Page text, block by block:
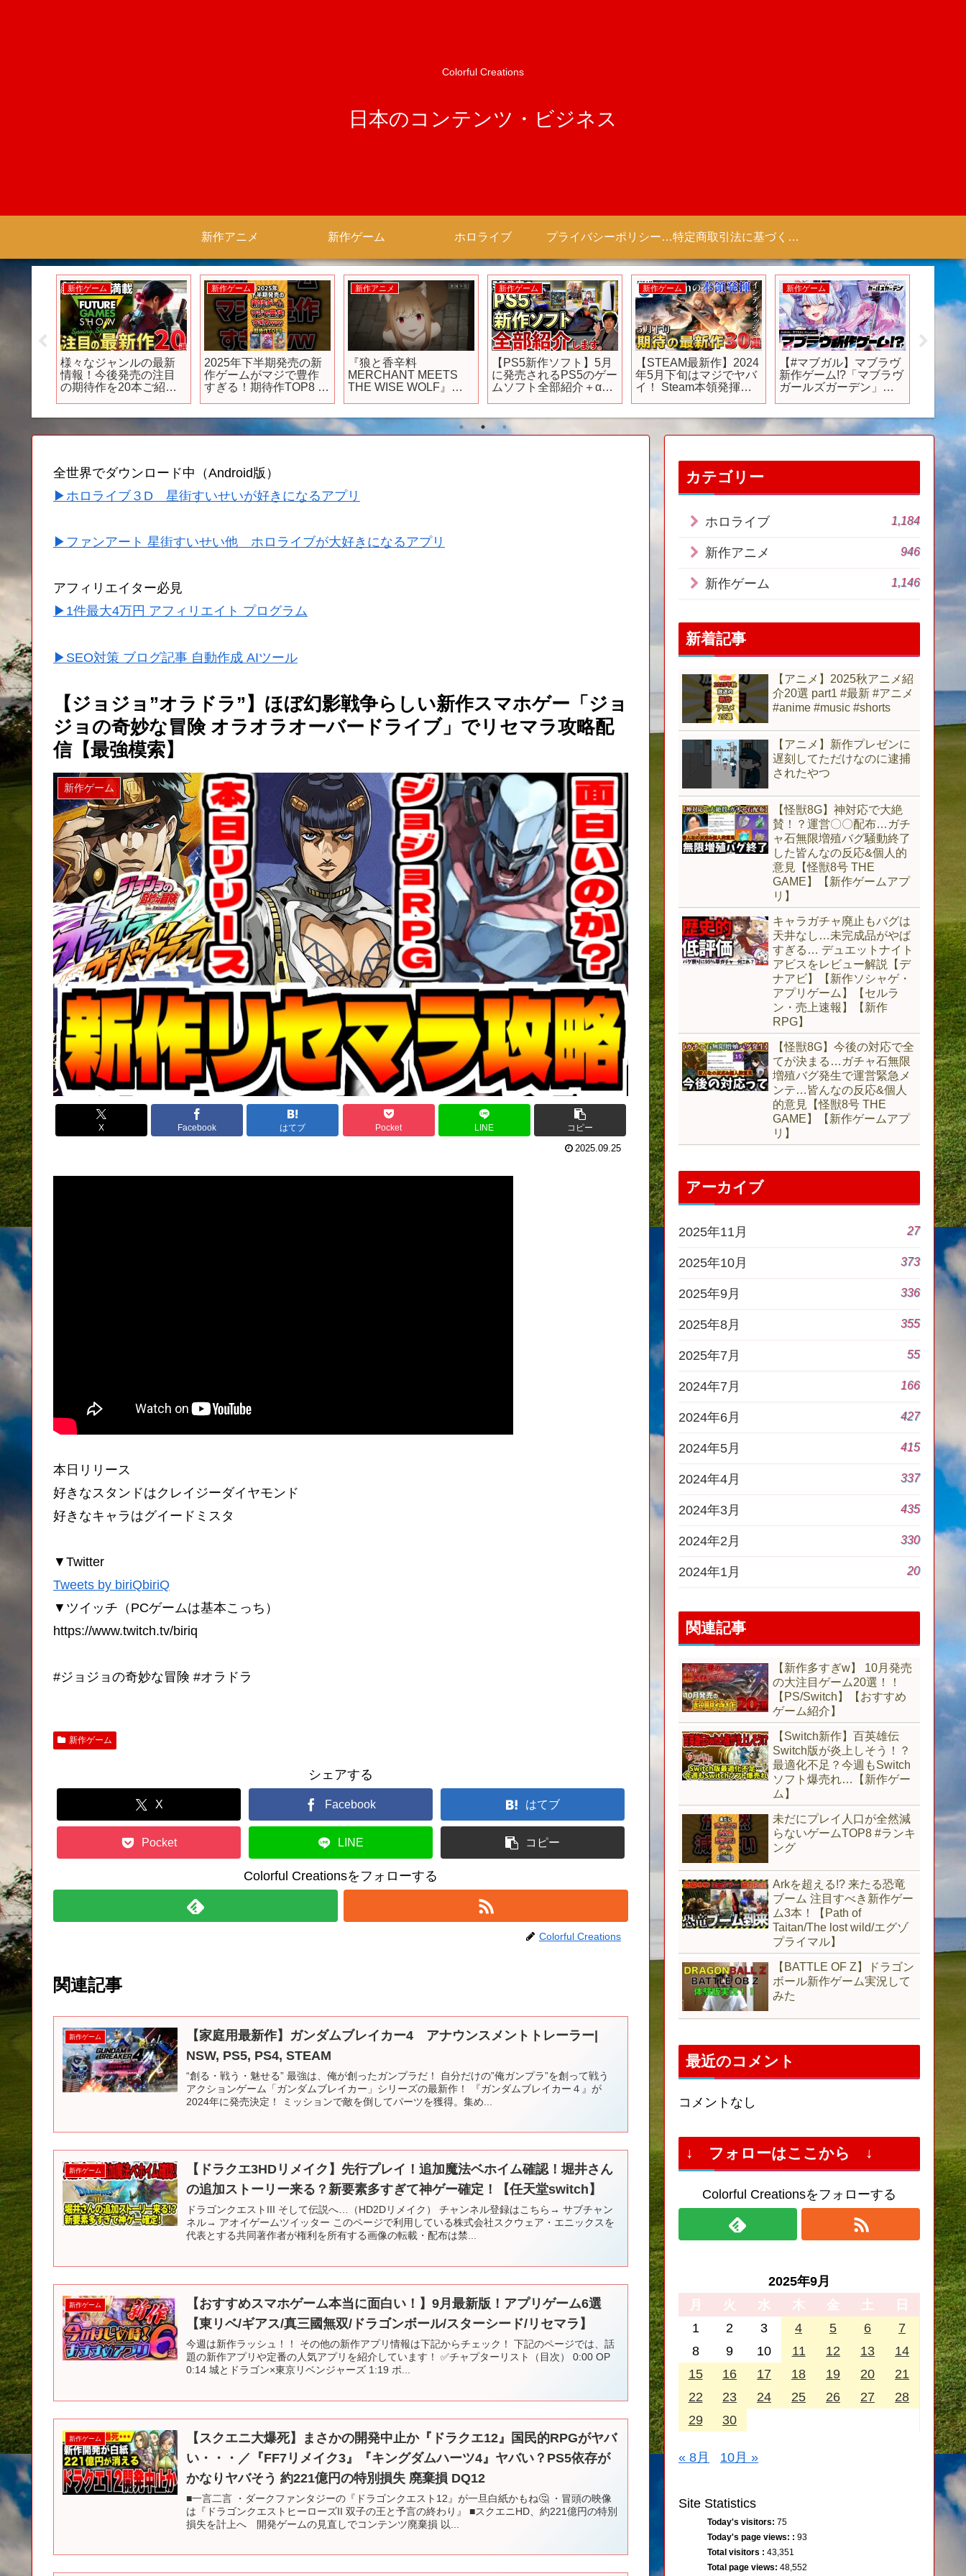
Colorful Creations
日本のコンテンツ・ビジネス
新作アニメ 新作ゲーム ホロライブ プライバシーポリシー 【Colorful Creation】 特定商取引法に基づく表記（商取引に関する開示）
新作ゲーム
様々なジャンルの最新
情報！今後発売の注目
の期待作を20本ご紹
新作ゲーム
2025年下半期発売の新
作ゲームがマジで豊作
すぎる！期待作TOP8 #
新作アニメ
『狼と香辛料
MERCHANT MEETS
THE WISE WOLF』／
新作ゲーム
【PS5新作ソフト】5月
に発売されるPS5のゲー
ムソフト全部紹介＋α！
新作ゲーム
【STEAM最新作】2024
年5月下旬はマジでヤバ
イ！ Steam本領発揮イ
【PS/Switch/Xbox】
新作ゲーム
【#マブガル】マブラヴ
新作ゲーム!?「マブラヴ
ガールズガーデン」公
な時代
の春な
農民…
り得
然流れ
プBGM
全世界でダウンロード中（Android版）
▶ホロライブ３D 星街すいせいが好きになるアプリ
▶ファンアート 星街すいせい他 ホロライブが大好きになるアプリ
アフィリエイター必見
▶1件最大4万円 アフィリエイト プログラム
▶SEO対策 ブログ記事 自動作成 AIツール
【ジョジョ”オラドラ”】ほぼ幻影戦争らしい新作スマホゲー「ジョ
ジョの奇妙な冒険 オラオラオーバードライブ」でリセマラ攻略配
信【最強模索】
新作ゲーム
X Facebook はてブ Pocket LINE コピー
2025.09.25
本日リリース
好きなスタンドはクレイジーダイヤモンド
好きなキャラはグイードミスタ
▼Twitter
Tweets by biriQbiriQ
▼ツイッチ（PCゲームは基本こっち）
https://www.twitch.tv/biriq
#ジョジョの奇妙な冒険 #オラドラ
新作ゲーム
シェアする
X Facebook はてブ
Pocket LINE コピー
Colorful Creationsをフォローする
Colorful Creations
関連記事
新作ゲーム
【家庭用最新作】ガンダムブレイカー4 アナウンスメントトレーラー|
NSW, PS5, PS4, STEAM
“創る・戦う・魅せる” 最強は、俺が創ったガンプラだ！ 自分だけの”俺ガンプラ”を創って戦う
アクションゲーム「ガンダムブレイカー」シリーズの最新作！ 『ガンダムブレイカー４』が
2024年に発売決定！ ミッションで敵を倒してパーツを獲得。集め...
新作ゲーム
【ドラクエ3HDリメイク】先行プレイ！追加魔法ベホイム確認！堀井さん
の追加ストーリー来る？新要素多すぎて神ゲー確定！【任天堂switch】
ドラゴンクエストIII そして伝説へ…（HD2Dリメイク） チャンネル登録はこちら→ サブチャン
ネル→ アオイゲームツイッター このページで利用している株式会社スクウェア・エニックスを
代表とする共同著作者が権利を所有する画像の転載・配布は禁...
新作ゲーム
【おすすめスマホゲーム本当に面白い！】9月最新版！アプリゲーム6選
【東リベ/ギアス/真三國無双/ドラゴンボール/スターシード/リセマラ】
今週は新作ラッシュ！！ その他の新作アプリ情報は下記からチェック！ 下記のページでは、話
題の新作アプリや定番の人気アプリを紹介しています！ ✅チャプターリスト（目次） 0:00 OP
0:14 城とドラゴン×東京リベンジャーズ 1:19 ポ...
新作ゲーム
【スクエニ大爆死】まさかの開発中止か『ドラクエ12』国民的RPGがヤバ
い・・・／『FF7リメイク3』『キングダムハーツ4』ヤバい？PS5依存が
かなりヤバそう 約221億円の特別損失 廃棄損 DQ12
■一言二言 ・ダークファンタジーの『ドラゴンクエスト12』が一旦白紙かもね🤔 ・冒頭の映像
は『ドラゴンクエストヒーローズII 双子の王と予言の終わり』 ■スクエニHD、約221億円の特別
損失を計上へ 開発ゲームの見直しでコンテンツ廃棄損 以...
カテゴリー
ホロライブ 1,184
新作アニメ 946
新作ゲーム 1,146
新着記事
【アニメ】2025秋アニメ紹
介20選 part1 #最新 #アニメ
#anime #music #shorts
【アニメ】新作プレゼンに
遅刻してただけなのに逮捕
されたやつ
【怪獣8G】神対応で大絶
賛！？運営〇〇配布…ガチ
ャ石無限増殖バグ騒動終了
した皆んなの反応&個人的
意見【怪獣8号 THE
GAME】【新作ゲームアプ
リ】
キャラガチャ廃止もバグは
天井なし…未完成品がやば
すぎる… デュエットナイト
アビスをレビュー解説【デ
ナアビ】【新作ソシャゲ・
アプリゲーム】【セルラ
ン・売上速報】【新作
RPG】
【怪獣8G】今後の対応で全
てが決まる…ガチャ石無限
増殖バグ発生で運営緊急メ
ンテ…皆んなの反応&個人
的意見【怪獣8号 THE
GAME】【新作ゲームアプ
リ】
アーカイブ
2025年11月 27
2025年10月 373
2025年9月 336
2025年8月 355
2025年7月 55
2024年7月 166
2024年6月 427
2024年5月 415
2024年4月 337
2024年3月 435
2024年2月 330
2024年1月 20
関連記事
【新作多すぎw】 10月発売
の大注目ゲーム20選！！
【PS/Switch】【おすすめ
ゲーム紹介】
【Switch新作】百英雄伝
Switch版が炎上しそう！？
最適化不足？今週もSwitch
ソフト爆売れ…【新作ゲー
ム】
未だにプレイ人口が全然減
らないゲームTOP8 #ランキ
ング
Arkを超える!? 来たる恐竜
ブーム 注目すべき新作ゲー
ム3本！【Path of
Taitan/The lost wild/エグゾ
プライマル】
【BATTLE OF Z】ドラゴン
ボール新作ゲーム実況して
みた
最近のコメント
コメントなし
↓ フォローはここから ↓
Colorful Creationsをフォローする
2025年9月
月
火 水 木 金 土
日
1
2 3 4 5 6
7
8
9 10 11 12 13
14
15
16 17 18 19 20
21
22
23 24 25 26 27
28
29
30
« 8月 10月 »
Site Statistics
Today's visitors: 75
Today's page views: : 93
Total visitors : 43,351
Total page views: 48,552